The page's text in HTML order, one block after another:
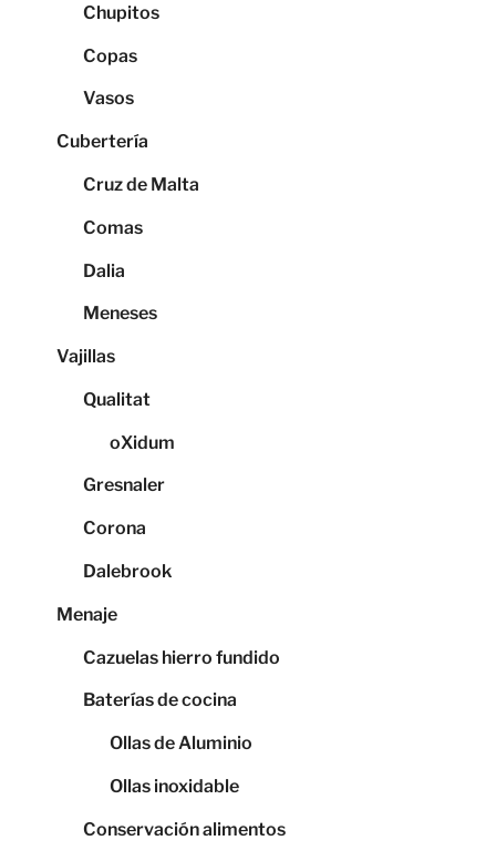
Chupitos
Copas
Vasos
Cubertería
Cruz de Malta
Comas
Dalia
Meneses
Vajillas
Qualitat
oXidum
Gresnaler
Corona
Dalebrook
Menaje
Cazuelas hierro fundido
Baterías de cocina
Ollas de Aluminio
Ollas inoxidable
Conservación alimentos